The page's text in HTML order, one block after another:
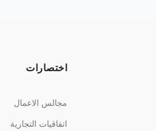
اختصارات
مجالس الاعمال
اتفاقيات التجارية